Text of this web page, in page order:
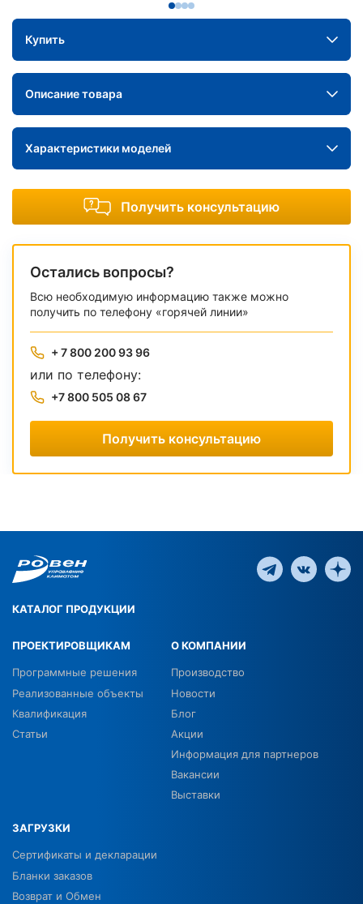
Купить
Описание товара
Характеристики моделей
Получить консультацию
Остались вопросы?
Всю необходимую информацию также можно
получить по телефону «горячей линии»
+ 7 800 200 93 96
или по телефону:
+7 800 505 08 67
Получить консультацию
КАТАЛОГ ПРОДУКЦИИ
ПРОЕКТИРОВЩИКАМ
Программные решения
Реализованные объекты
Квалификация
Статьи
О КОМПАНИИ
Производство
Новости
Блог
Акции
Информация для партнеров
Вакансии
Выставки
ЗАГРУЗКИ
Сертификаты и декларации
Бланки заказов
Возврат и Обмен